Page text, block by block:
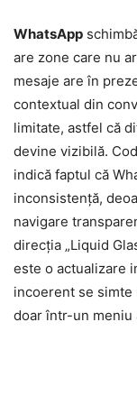
WhatsApp
are zone care nu
mesaje are în
contextual din
limitate, astfel că
devine vizibilă.
indică faptul că
inconsistență,
navigare
direcția „Liquid
este o actualizare
incoerent se
doar într-un meniu